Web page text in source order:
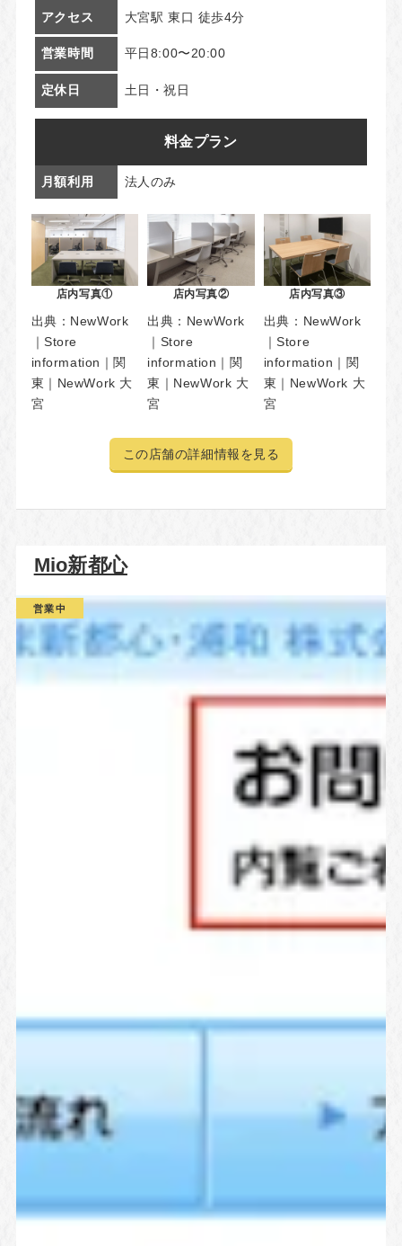
アクセス 大宮駅 東口 徒歩4分
営業時間 平日8:00〜20:00
定休日 土日・祝日
料金プラン
月額利用 法人のみ
店内写真①
出典： NewWork
｜Store
information｜関
東｜NewWork 大
宮
店内写真②
出典： NewWork
｜Store
information｜関
東｜NewWork 大
宮
店内写真③
出典： NewWork
｜Store
information｜関
東｜NewWork 大
宮
この店舗の詳細情報を見る
Mio新都心
営業中